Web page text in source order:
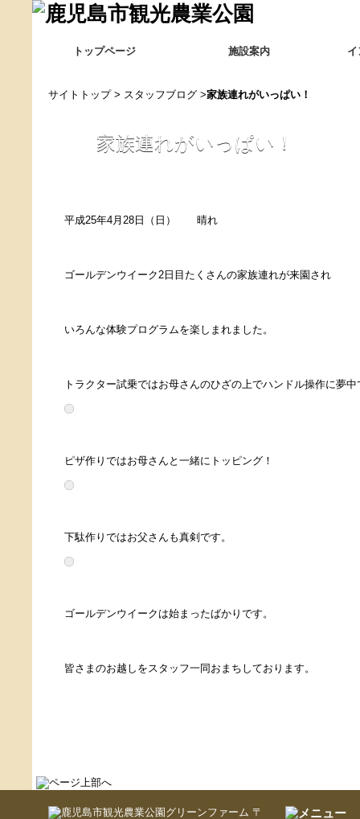
トップページ 施設案内
サイトトップ> スタッフブログ >家族連れがいっぱい！
家族連れがいっぱい！
平成25年4月28日（日） 晴れ
ゴールデンウイーク2日目たくさんの家族連れが来園され
いろんな体験プログラムを楽しまれました。
トラクター試乗ではお母さんのひざの上でハンドル操作に夢中
ピザ作りではお母さんと一緒にトッピング！
下駄作りではお父さんも真剣です。
ゴールデンウイークは始まったばかりです。
皆さまのお越しをスタッフ一同おまちしております。
〒